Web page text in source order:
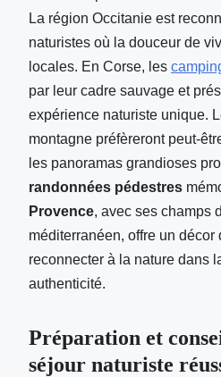
La région Occitanie est
naturistes où la douceur de
locales. En Corse, les
par leur cadre sauvage et
expérience naturiste unique.
montagne préfèreront peut-
les panoramas grandioses
randonnées pédestres
Provence, avec ses champs
méditerranéen, offre un décor
reconnecter à la nature dans
authenticité.
Préparation et
séjour naturiste